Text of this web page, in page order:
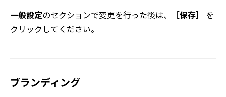
一般設定のセクションで変更を行った後は、 ［保存］
を
クリックしてください。
ブランディング